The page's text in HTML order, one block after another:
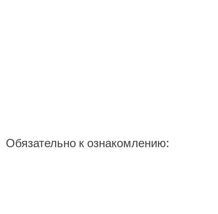
Обязательно к ознакомлению: